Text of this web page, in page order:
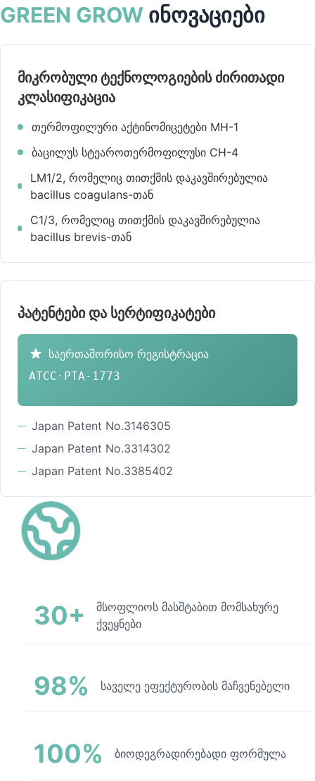
GREEN GROW ინოვაციები
მიკრობული ტექნოლოგიების ძირითადი
კლასიფიკაცია
თერმოფილური აქტინომიცეტები MH-1
ბაცილუს სტეაროთერმოფილუსი CH-4
LM1/2, რომელიც თითქმის დაკავშირებულია
bacillus coagulans-თან
C1/3, რომელიც თითქმის დაკავშირებულია
bacillus brevis-თან
პატენტები და სერტიფიკატები
საერთაშორისო რეგისტრაცია
ATCC·PTA-1773
Japan Patent No.3146305
Japan Patent No.3314302
Japan Patent No.3385402
30+
მსოფლიოს მასშტაბით მომსახურე
ქვეყნები
98% საველე ეფექტურობის მაჩვენებელი
100% ბიოდეგრადირებადი ფორმულა